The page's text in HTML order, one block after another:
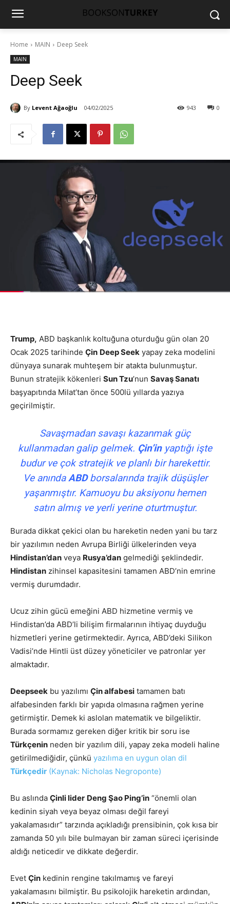
Home MAIN Deep Seek
MAIN
Deep Seek
By Levent Ağaoğlu 04/02/2025 0
943
Trump, ABD başkanlık koltuğuna oturduğu gün olan 20
Ocak 2025 tarihinde Çin Deep Seek yapay zeka modelini
dünyaya sunarak muhteşem bir atakta bulunmuştur.
Bunun stratejik kökenleri Sun Tzu’nun Savaş Sanatı
başyapıtında Milat’tan önce 500lü yıllarda yazıya
geçirilmiştir.
Savaşmadan savaşı kazanmak güç
kullanmadan galip gelmek. Çin’inyaptığı işte
budur ve çok stratejik ve planlı bir harekettir.
Ve anındaABDborsalarında trajik düşüşler
yaşanmıştır. Kamuoyu bu aksiyonu hemen
satın almış ve yerli yerine oturtmuştur.
Burada dikkat çekici olan bu hareketin neden yani bu tarz
bir yazılımın neden Avrupa Birliği ülkelerinden veya
Hindistan’dan veya Rusya’dan gelmediği şeklindedir.
Hindistan zihinsel kapasitesini tamamen ABD’nin emrine
vermiş durumdadır.
Ucuz zihin gücü emeğini ABD hizmetine vermiş ve
Hindistan’da ABD’li bilişim firmalarının ihtiyaç duyduğu
hizmetleri yerine getirmektedir. Ayrıca, ABD’deki Silikon
Vadisi’nde Hintli üst düzey yöneticiler ve patronlar yer
almaktadır.
Deepseek bu yazılımı Çin alfabesi tamamen batı
alfabesinden farklı bir yapıda olmasına rağmen yerine
getirmiştir. Demek ki aslolan matematik ve bilgeliktir.
Burada sormamız gereken diğer kritik bir soru ise
Türkçenin neden bir yazılım dili, yapay zeka modeli haline
getirilmediğidir, çünkü yazılıma en uygun olan dil
Türkçedir (Kaynak: Nicholas Negroponte)
Bu aslında Çinli lider Deng Şao Ping’in “önemli olan
kedinin siyah veya beyaz olması değil fareyi
yakalamasıdır” tarzında açıkladığı prensibinin, çok kısa bir
zamanda 50 yılı bile bulmayan bir zaman süreci içerisinde
aldığı neticedir ve dikkate değerdir.
Evet Çin kedinin rengine takılmamış ve fareyi
yakalamasını bilmiştir. Bu psikolojik hareketin ardından,